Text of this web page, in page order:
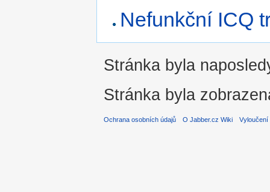
Nefunkční ICQ
Stránka byla
Stránka byla
Ochrana osobních údajů O Jabber.cz Wiki Vyloučení